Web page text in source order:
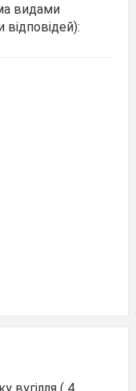
видами
відповідей):
вугілля ( 4